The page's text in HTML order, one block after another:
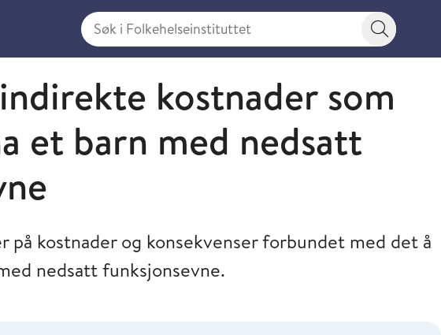
Søk i Folkehelseinstituttet
Søkeknapp
kostnader som
et barn med nedsatt
på kostnader og konsekvenser forbundet med det å
nedsatt funksjonsevne.